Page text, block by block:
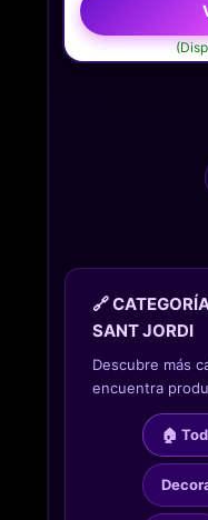
🔗
SANT JORDI
Descubre más
encuentra
🏠